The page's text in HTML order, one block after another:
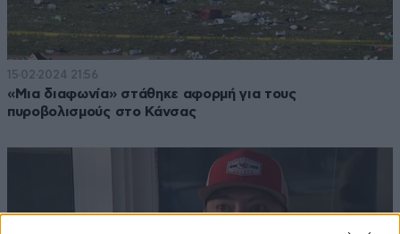
15·02·2024 21:56
«Μια διαφωνία» στάθηκε αφορμή για τους
πυροβολισμούς στο Κάνσας